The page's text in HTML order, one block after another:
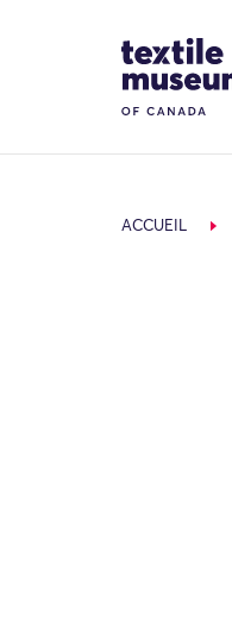
Site Logo
ACCUEIL